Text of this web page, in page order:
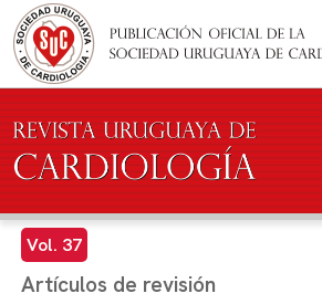
Pasar al contenido principal
Vol. 37
Artículos de revisión